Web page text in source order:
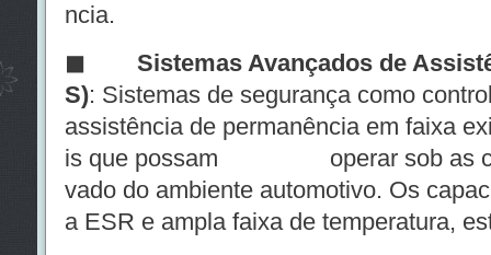
ncia.
◼ Sistemas Avançados de
S): Sistemas de segurança como
assistência de permanência em faixa
is que possam operar sob as
vado do ambiente automotivo. Os
a ESR e ampla faixa de temperatura,